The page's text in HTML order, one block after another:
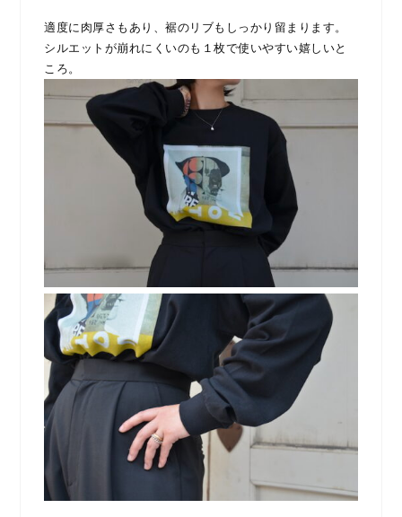
適度に肉厚さもあり、裾のリブもしっかり留まります。
シルエットが崩れにくいのも１枚で使いやすい嬉しいと
ころ。